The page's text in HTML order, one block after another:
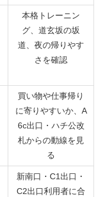
本格トレーニン
グ、道玄坂の坂
道、夜の帰りやす
さを確認
買い物や仕事帰り
に寄りやすいか、A
6c出口・ハチ公改
札からの動線を見
る
新南口・C1出口・
C2出口利用者に合